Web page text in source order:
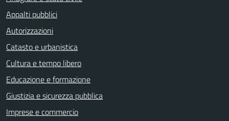
Appalti pubblici
Autorizzazioni
Catasto e urbanistica
Cultura e tempo libero
Educazione e formazione
Giustizia e sicurezza pubblica
Imprese e commercio